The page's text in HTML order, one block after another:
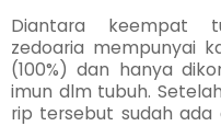
Diantara keempat
zedoaria mempunyai
(100%) dan hanya
imun dlm tubuh.
rip tersebut sudah